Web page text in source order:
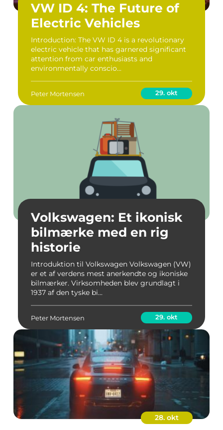
VW ID 4: The Future of
Electric Vehicles
Introduction: The VW ID 4 is a revolutionary
electric vehicle that has garnered significant
attention from car enthusiasts and
environmentally conscio...
Peter Mortensen 29. okt
Volkswagen: Et ikonisk
bilmærke med en rig
historie
Introduktion til Volkswagen Volkswagen (VW)
er et af verdens mest anerkendte og ikoniske
bilmærker. Virksomheden blev grundlagt i
1937 af den tyske bi...
Peter Mortensen 29. okt
28. okt